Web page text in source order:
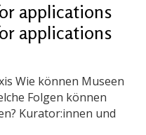
applications
applications
Wie können Museen
Folgen können
Kurator:innen und